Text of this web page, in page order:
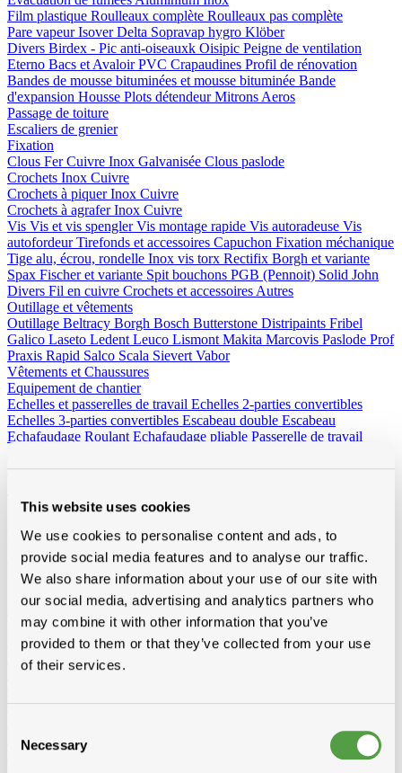
This website uses cookies
We use cookies to personalise content and ads, to
provide social media features and to analyse our traffic.
We also share information about your use of our site with
our social media, advertising and analytics partners who
may combine it with other information that you’ve
provided to them or that they’ve collected from your use
of their services.
Selection
Necessary
Film plastique Roulleaux complète Roulleaux pas complète
Pare vapeurIsoverDelta Sopravap hygro Klöber
Divers Birdex - Pic anti-oiseauxk Oisipic Peigne de ventilation
Eterno Bacs et Avaloir PVC Crapaudines Profil de rénovation
Bandes de mousse bituminées et mousse bituminée Bande
d'expansion Housse Plots détendeurMitrons Aeros
Passage de toiture
Escaliers de grenier
Fixation
Clous FerCuivre Inox Galvanisée Clous paslode
Crochets Inox Cuivre
Crochets à piquerInox Cuivre
Crochets à agraferInox Cuivre
Vis Vis et vis spenglerVis montage rapide Vis autoradeuse Vis
autofordeurTirefonds et accessoires Capuchon Fixation méchanique
Tige alu, écrou, rondelle Inox vis torx Rectifix Borgh et variante
Spax Fischer et variante Spit bouchons PGB (Pennoit) Solid John
Divers Fil en cuivre Crochets et accessoires Autres
Outillage et vêtements
Outillage Beltracy Borgh Bosch Butterstone Distripaints Fribel
Galico Laseto Ledent Leuco Lismont Makita Marcovis Paslode Prof
Praxis Rapid Salco Scala Sievert Vabor
Vêtements et Chaussures
Equipement de chantier
Echelles et passerelles de travail Echelles 2-parties convertibles
Echelles 3-parties convertibles Escabeau double Escabeau
Echafaudage Roulant Echafaudage pliable Passerelle de travail
Radios de chantier
Tout pour le bois
Chevrons, voliges, lattes, lambris ou panneaux : Toitmat propose
une large gamme de bois adaptés à chaque application. Plusieurs
essences, traitées ou non, pour une qualité durable, prête à poser sur
toiture ou façade.
Afficher tous les produits de Bois
Loading...
Lattes
Epicia
SRN
Voliges
SRN pas traîtées
Douglas traîtées